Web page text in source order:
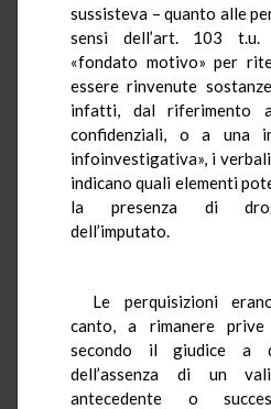
sussisteva – quanto alle
sensi dell’art. 103
«fondato motivo» per
essere rinvenute
infatti, dal riferimento
confidenziali, o a una
infoinvestigativa», i
indicano quali elementi
la presenza di
dell’imputato.
Le perquisizioni
canto, a rimanere
secondo il giudice a
dell’assenza di un
antecedente o